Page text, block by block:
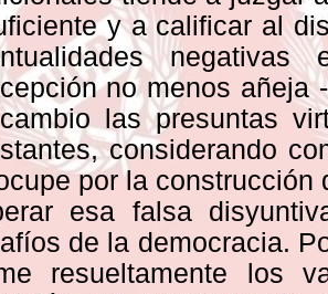
y a calificar al
no menos añeja
las presuntas
considerando
por la
esa falsa
de la democracia.
resueltamente los